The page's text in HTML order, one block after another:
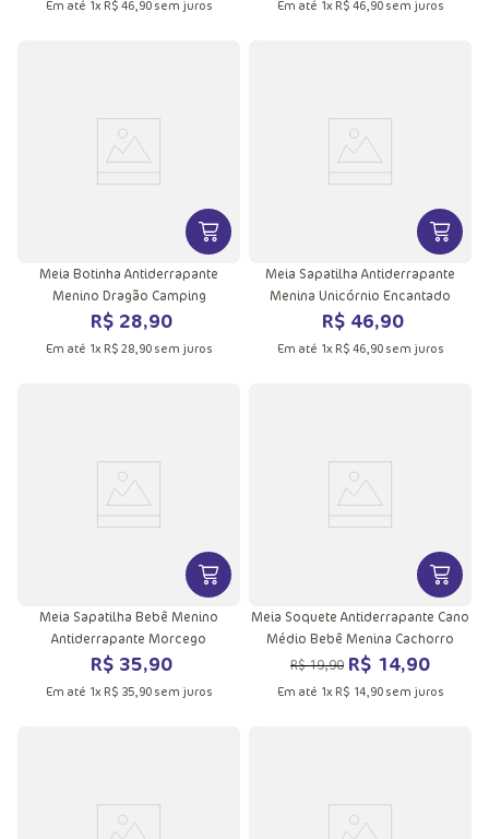
Em até 1x R$ 46,90sem juros Em até 1x R$ 46,90sem juros
VER MAIS INFORMAÇÕES DO
Meia Botinha Antiderrapante
Menino Dragão Camping
R$ 28,90
Em até 1x R$ 28,90sem juros
VER
Meia Sapatilha Antiderrapante
Menina Unicórnio Encantado
R$ 46,90
Em até 1x R$ 46,90sem juros
VER MAIS INFORMAÇÕES DO
Meia Sapatilha Bebê Menino
Antiderrapante Morcego
R$ 35,90
Em até 1x R$ 35,90sem juros
VER
Meia Soquete Antiderrapante Cano
Médio Bebê Menina Cachorro
R$19,90 R$ 14,90
Em até 1x R$ 14,90sem juros